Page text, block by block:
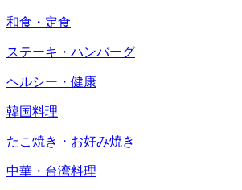
和食・定食
ステーキ・ハンバーグ
ヘルシー・健康
韓国料理
たこ焼き・お好み焼き
中華・台湾料理